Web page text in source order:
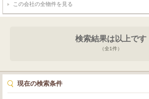
この会社の全物件を見る
検索結果は以上です
（全1件）
現在の検索条件